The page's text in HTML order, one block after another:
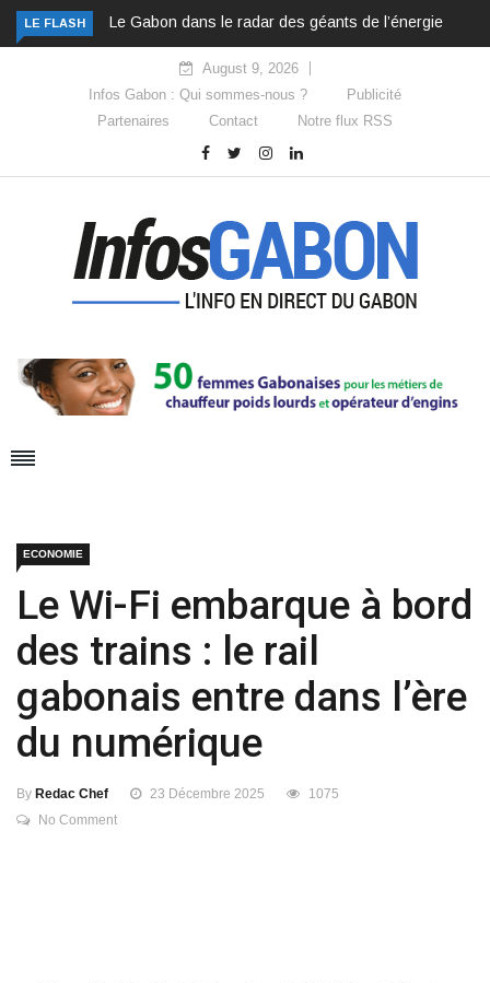
LE FLASH Le Gabon dans le radar des géants de l’énergie
August 9, 2026
Infos Gabon : Qui sommes-nous ?
Publicité
Partenaires
Contact Notre flux RSS
ECONOMIE
Le Wi-Fi embarque à bord
des trains : le rail
gabonais entre dans l’ère
du numérique
By Redac Chef 23 Décembre 2025
1075
No Comment